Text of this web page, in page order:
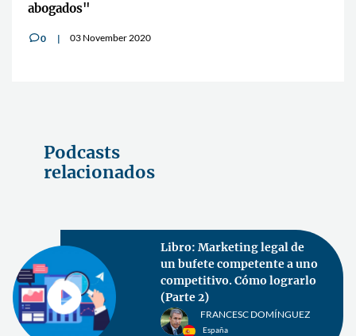
abogados"
v0 03 November 2020
Podcasts
relacionados
Libro: Marketing legal de
un bufete competente a uno
competitivo. Cómo lograrlo
(Parte 2)
FRANCESC DOMÍNGUEZ
España